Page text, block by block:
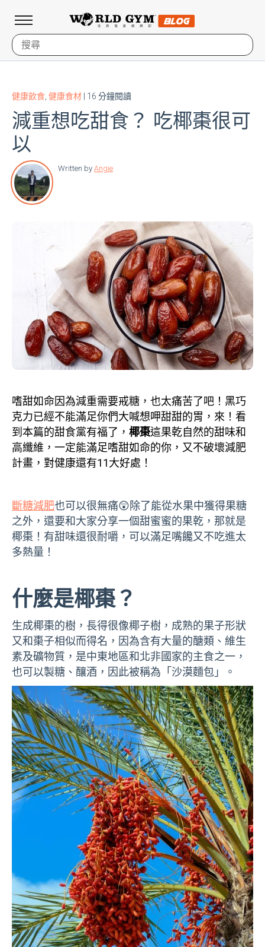
健康飲食 健康食材 | 16 分鐘閱讀
減重想吃甜食？ 吃椰棗很可
以
Written by Angie
嗜甜如命因為減重需要戒糖，也太痛苦了吧！黑巧
克力已經不能滿足你們大喊想呷甜甜的胃，來！看
到本篇的甜食黨有福了， 椰棗這果乾自然的甜味和
高纖維，一定能滿足嗜甜如命的你，又不破壞減肥
計畫，對健康還有11大好處！
斷糖減肥也可以很無痛😲除了能從水果中獲得果糖
之外，還要和大家分享一個甜蜜蜜的果乾，那就是
椰棗！有甜味還很耐嚼，可以滿足嘴饞又不吃進太
多熱量！
什麼是椰棗？
生成椰棗的樹，長得很像椰子樹，成熟的果子形狀
又和棗子相似而得名，因為含有大量的醣類、維生
素及礦物質，是中東地區和北非國家的主食之一，
也可以製糖、釀酒，因此被稱為「沙漠麵包」。